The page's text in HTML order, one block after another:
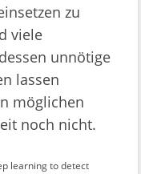
zu
viele
unnötige
lassen
möglichen
noch nicht.
learning to detect